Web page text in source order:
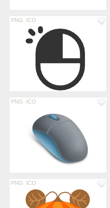
PNG ICO
PNG ICO
PNG ICO